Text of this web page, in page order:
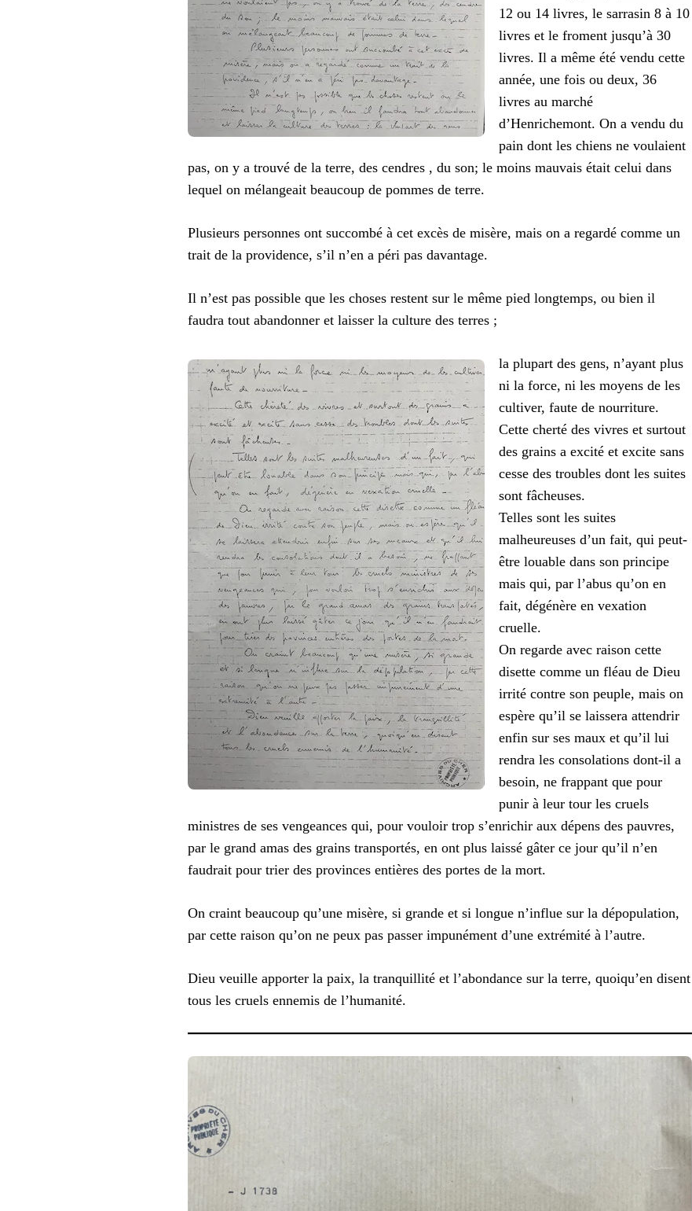
12 ou 14 livres, le sarrasin 8 à 10
livres et le froment jusqu’à 30
livres. Il a même été vendu cette
année, une fois ou deux, 36
livres au marché
d’Henrichemont. On a vendu du
pain dont les chiens ne voulaient
pas, on y a trouvé de la terre, des cendres , du son; le moins mauvais était celui dans
lequel on mélangeait beaucoup de pommes de terre.
Plusieurs personnes ont succombé à cet excès de misère, mais on a regardé comme un
trait de la providence, s’il n’en a péri pas davantage.
Il n’est pas possible que les choses restent sur le même pied longtemps, ou bien il
faudra tout abandonner et laisser la culture des terres ;
la plupart des gens, n’ayant plus
ni la force, ni les moyens de les
cultiver, faute de nourriture.
Cette cherté des vivres et surtout
des grains a excité et excite sans
cesse des troubles dont les suites
sont fâcheuses.
Telles sont les suites
malheureuses d’un fait, qui peut-
être louable dans son principe
mais qui, par l’abus qu’on en
fait, dégénère en vexation
cruelle.
On regarde avec raison cette
disette comme un fléau de Dieu
irrité contre son peuple, mais on
espère qu’il se laissera attendrir
enfin sur ses maux et qu’il lui
rendra les consolations dont-il a
besoin, ne frappant que pour
punir à leur tour les cruels
ministres de ses vengeances qui, pour vouloir trop s’enrichir aux dépens des pauvres,
par le grand amas des grains transportés, en ont plus laissé gâter ce jour qu’il n’en
faudrait pour trier des provinces entières des portes de la mort.
On craint beaucoup qu’une misère, si grande et si longue n’influe sur la dépopulation,
par cette raison qu’on ne peux pas passer impunément d’une extrémité à l’autre.
Dieu veuille apporter la paix, la tranquillité et l’abondance sur la terre, quoiqu’en disent
tous les cruels ennemis de l’humanité.